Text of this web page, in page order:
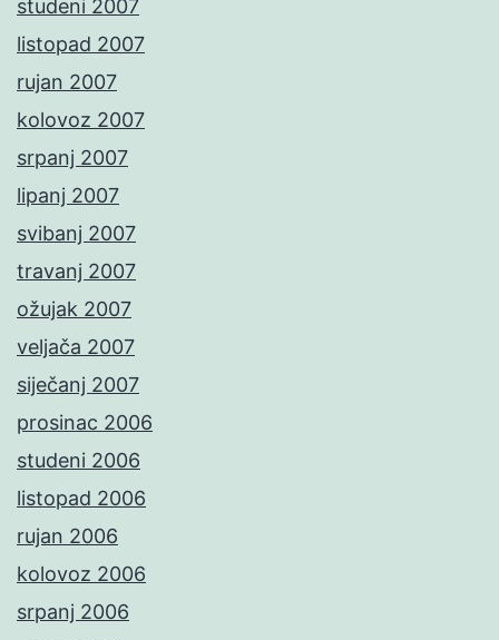
studeni 2007
listopad 2007
rujan 2007
kolovoz 2007
srpanj 2007
lipanj 2007
svibanj 2007
travanj 2007
ožujak 2007
veljača 2007
siječanj 2007
prosinac 2006
studeni 2006
listopad 2006
rujan 2006
kolovoz 2006
srpanj 2006